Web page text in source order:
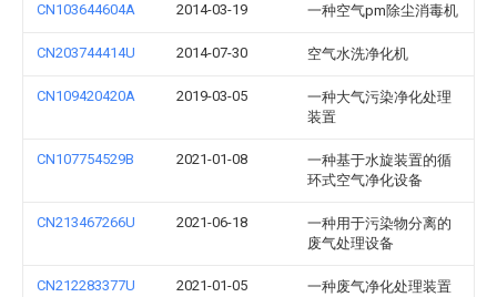
CN103644604A 2014-03-19 一种空气pm除尘消毒机
CN203744414U 2014-07-30 空气水洗净化机
CN109420420A 2019-03-05
一种大气污染净化处理
装置
CN107754529B 2021-01-08
一种基于水旋装置的循
环式空气净化设备
CN213467266U 2021-06-18
一种用于污染物分离的
废气处理设备
CN212283377U 2021-01-05 一种废气净化处理装置